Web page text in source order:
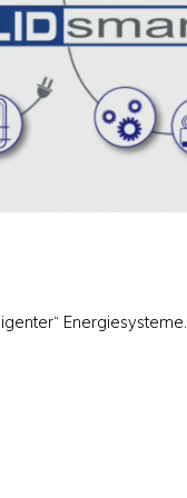
Energiesysteme.